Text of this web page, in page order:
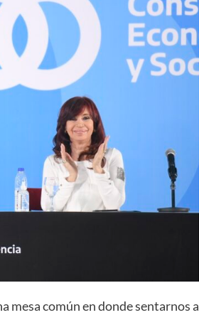
mesa común en donde sentarnos a